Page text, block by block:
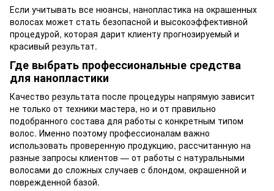
Если учитывать все нюансы, нанопластика на окрашенных
волосах может стать безопасной и высокоэффективной
процедурой, которая дарит клиенту прогнозируемый и
красивый результат.
Где выбрать профессиональные средства
для нанопластики
Качество результата после процедуры напрямую зависит
не только от техники мастера, но и от правильно
подобранного состава для работы с конкретным типом
волос. Именно поэтому профессионалам важно
использовать проверенную продукцию, рассчитанную на
разные запросы клиентов — от работы с натуральными
волосами до сложных случаев с блондом, окрашенной и
поврежденной базой.